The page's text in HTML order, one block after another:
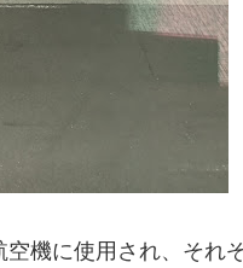
機に使用され、それ